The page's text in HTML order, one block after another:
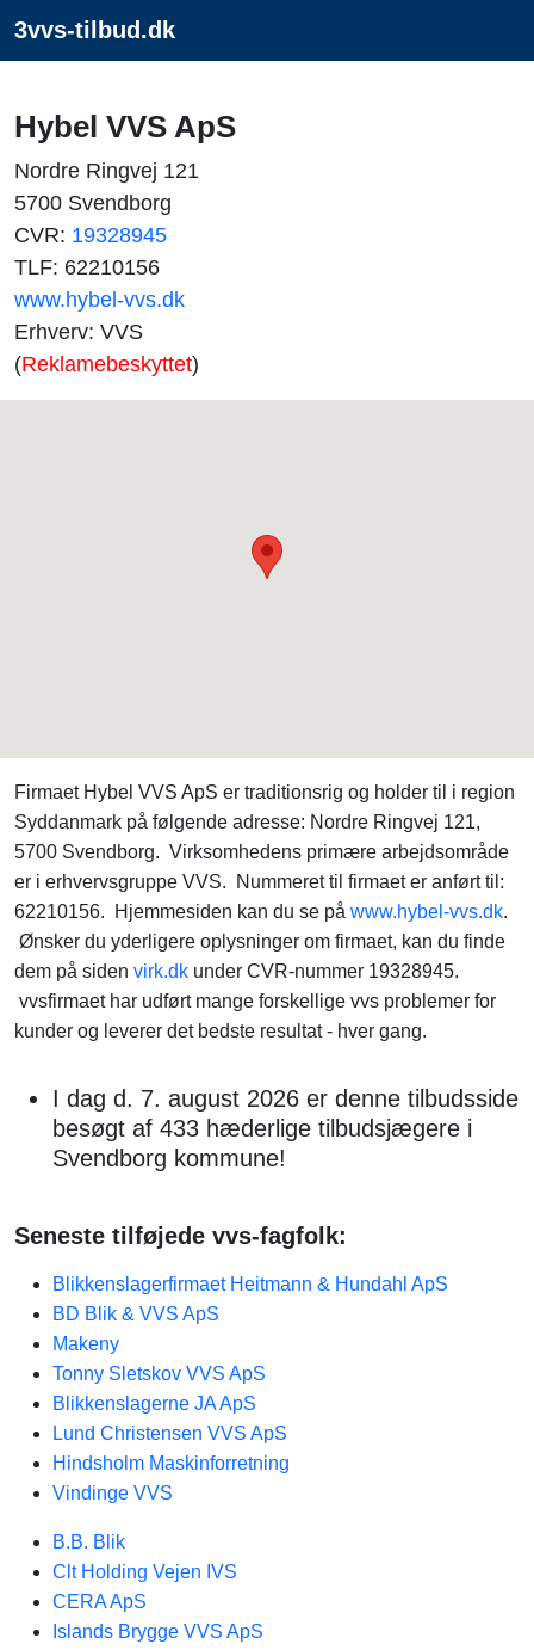
3vvs-tilbud.dk
Hybel VVS ApS
Nordre Ringvej 121
5700 Svendborg
CVR: 19328945
TLF: 62210156
www.hybel-vvs.dk
Erhverv: VVS
(Reklamebeskyttet)
Firmaet Hybel VVS ApS er traditionsrig og holder til i region
Syddanmark på følgende adresse: Nordre Ringvej 121,
5700 Svendborg. Virksomhedens primære arbejdsområde
er i erhvervsgruppe VVS. Nummeret til firmaet er anført til:
62210156. Hjemmesiden kan du se på www.hybel-vvs.dk.
Ønsker du yderligere oplysninger om firmaet, kan du finde
dem på siden virk.dk under CVR-nummer 19328945.
vvsfirmaet har udført mange forskellige vvs problemer for
kunder og leverer det bedste resultat - hver gang.
I dag d. 7. august 2026 er denne tilbudsside
besøgt af 433 hæderlige tilbudsjægere i
Svendborg kommune!
Seneste tilføjede vvs-fagfolk:
Blikkenslagerfirmaet Heitmann & Hundahl ApS
BD Blik & VVS ApS
Makeny
Tonny Sletskov VVS ApS
Blikkenslagerne JA ApS
Lund Christensen VVS ApS
Hindsholm Maskinforretning
Vindinge VVS
B.B. Blik
Clt Holding Vejen IVS
CERA ApS
Islands Brygge VVS ApS